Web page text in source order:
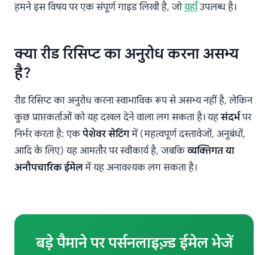
हमने इस विषय पर एक संपूर्ण गाइड लिखी है, जोयहाँउपलब्ध है।
क्या रीड रिसिप्ट का अनुरोध करना असभ्य
है?
रीड रिसिप्ट का अनुरोध करना स्वाभाविक रूप से असभ्य नहीं है, लेकिन
कुछ प्राप्तकर्ताओं को यह दखल देने वाला लग सकता है। यहसंदर्भपर
निर्भर करता है: एकपेशेवर सेटिंगमें (महत्वपूर्ण दस्तावेजों, अनुबंधों,
आदि के लिए) यह आमतौर पर स्वीकार्य है, जबकिव्यक्तिगत या
अनौपचारिक ईमेलमें यह अनावश्यक लग सकता है।
बड़े पैमाने पर पर्सनलाइज़्ड ईमेल भेजें